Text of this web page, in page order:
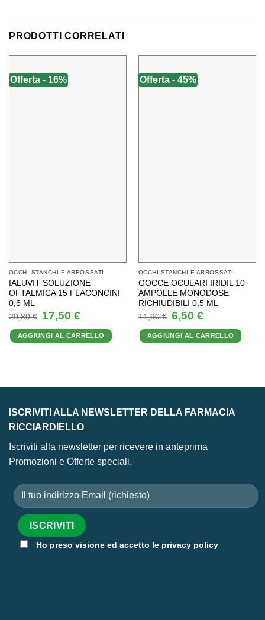
PRODOTTI CORRELATI
Offerta - 16%
OCCHI STANCHI E ARROSSATI
IALUVIT SOLUZIONE
OFTALMICA 15 FLACONCINI
0,6 ML
20,80€
Il
prezzo
originale
era:
20,80 €.
17,50 €Il
prezzo
attuale
è:
17,50 €.
AGGIUNGI AL CARRELLO
Offerta - 45%
OCCHI STANCHI E ARROSSATI
GOCCE OCULARI IRIDIL 10
AMPOLLE MONODOSE
RICHIUDIBILI 0,5 ML
11,90€ Il
prezzo
originale
era:
11,90 €.
6,50 €Il
prezzo
attuale
è:
6,50 €.
AGGIUNGI AL CARRELLO
ISCRIVITI ALLA NEWSLETTER DELLA FARMACIA
RICCIARDIELLO
Iscriviti alla newsletter per ricevere in anteprima
Promozioni e Offerte speciali.
Ho preso visione ed accetto le privacy policy